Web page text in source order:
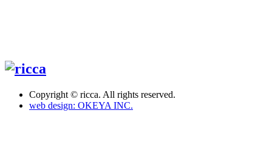
Copyright © ricca. All rights reserved.
web design: OKEYA INC.